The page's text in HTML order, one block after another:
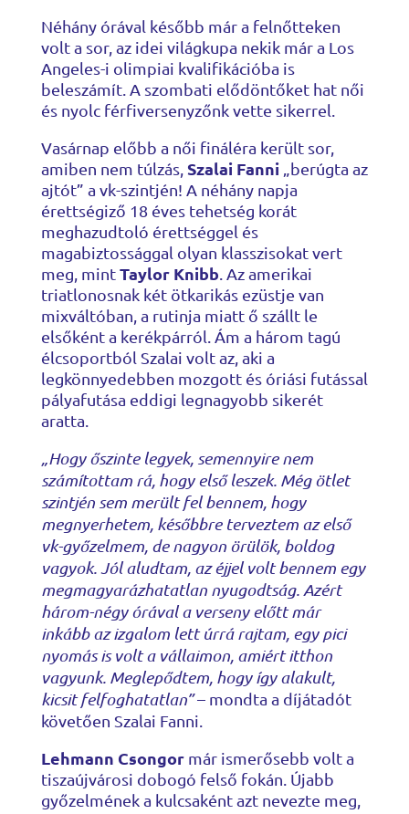
Néhány órával később már a felnőtteken
volt a sor, az idei világkupa nekik már a Los
Angeles-i olimpiai kvalifikációba is
beleszámít. A szombati elődöntőket hat női
és nyolc férfiversenyzőnk vette sikerrel.
Vasárnap előbb a női fináléra került sor,
amiben nem túlzás, Szalai Fanni
„berúgta az
ajtót” a vk-szintjén! A néhány napja
érettségiző 18 éves tehetség korát
meghazudtoló érettséggel és
magabiztossággal olyan klasszisokat vert
meg, mintTaylor Knibb . Az amerikai
triatlonosnak két ötkarikás ezüstje van
mixváltóban, a rutinja miatt ő szállt le
elsőként a kerékpárról. Ám a három tagú
élcsoportból Szalai volt az, aki a
legkönnyedebben mozgott és óriási futással
pályafutása eddigi legnagyobb sikerét
aratta.
„Hogy őszinte legyek, semennyire nem
számítottam rá, hogy első leszek. Még ötlet
szintjén sem merült fel bennem, hogy
megnyerhetem, későbbre terveztem az első
vk-győzelmem, de nagyon örülök, boldog
vagyok. Jól aludtam, az éjjel volt bennem egy
megmagyarázhatatlan nyugodtság. Azért
három-négy órával a verseny előtt már
inkább az izgalom lett úrrá rajtam, egy pici
nyomás is volt a vállaimon, amiért itthon
vagyunk. Meglepődtem, hogy így alakult,
kicsit felfoghatatlan”– mondta a díjátadót
követően Szalai Fanni.
Lehmann Csongormár ismerősebb volt a
tiszaújvárosi dobogó felső fokán. Újabb
győzelmének a kulcsaként azt nevezte meg,